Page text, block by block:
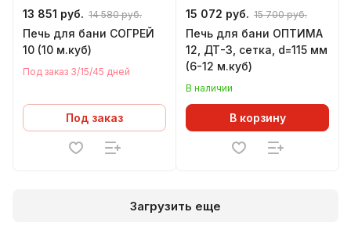
13 851 руб. 14 580 руб.
Печь для бани СОГРЕЙ
10 (10 м.куб)
Под заказ 3/15/45 дней
Под заказ
15 072 руб. 15 700 руб.
Печь для бани ОПТИМА
12, ДТ-3, сетка, d=115 мм
(6-12 м.куб)
В наличии
В корзину
Загрузить еще